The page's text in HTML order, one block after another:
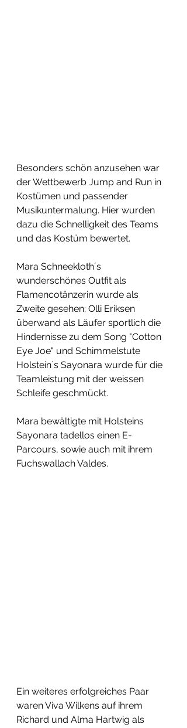
Besonders schön anzusehen war
der Wettbewerb Jump and Run in
Kostümen und passender
Musikuntermalung. Hier wurden
dazu die Schnelligkeit des Teams
und das Kostüm bewertet.
Mara Schneekloth´s
wunderschönes Outfit als
Flamencotänzerin wurde als
Zweite gesehen; Olli Eriksen
überwand als Läufer sportlich die
Hindernisse zu dem Song "Cotton
Eye Joe" und Schimmelstute
Holstein´s Sayonara wurde für die
Teamleistung mit der weissen
Schleife geschmückt.
Mara bewältigte mit Holsteins
Sayonara tadellos einen E-
Parcours, sowie auch mit ihrem
Fuchswallach Valdes.
Ein weiteres erfolgreiches Paar
waren Viva Wilkens auf ihrem
Richard und Alma Hartwig als